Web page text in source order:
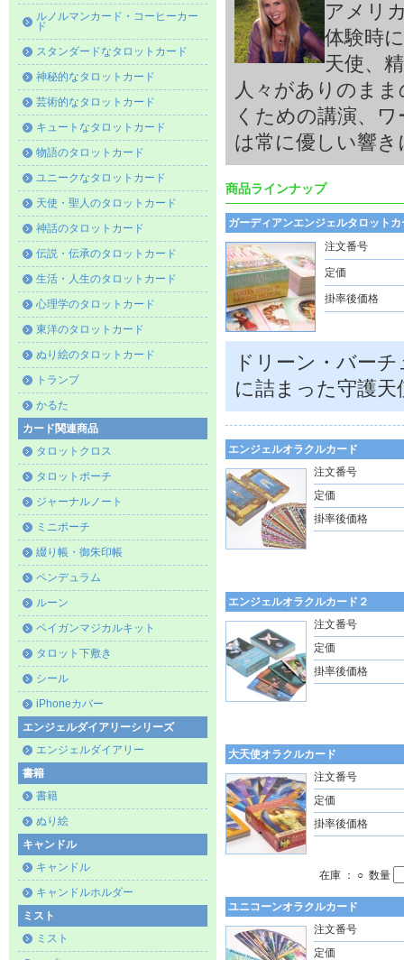
ルノルマンカード・コーヒーカー
ド
スタンダードなタロットカード
神秘的なタロットカード
芸術的なタロットカード
キュートなタロットカード
物語のタロットカード
ユニークなタロットカード
天使・聖人のタロットカード
神話のタロットカード
伝説・伝承のタロットカード
生活・人生のタロットカード
心理学のタロットカード
東洋のタロットカード
ぬり絵のタロットカード
トランプ
かるた
カード関連商品
タロットクロス
タロットポーチ
ジャーナルノート
ミニポーチ
綴り帳・御朱印帳
ペンデュラム
ルーン
ペイガンマジカルキット
タロット下敷き
シール
iPhoneカバー
エンジェルダイアリーシリーズ
エンジェルダイアリー
書籍
書籍
ぬり絵
キャンドル
キャンドル
キャンドルホルダー
ミスト
ミスト
アメリ
体験時
天使、
人々がありのま
くための講演、
は常に優しい響
商品ラインナップ
ガーディアンエンジェルタロットカ
注文番号
定価
掛率後価格
ドリーン・バー
に詰まった守護
エンジェルオラクルカード
注文番号
定価
掛率後価格
エンジェルオラクルカード２
注文番号
定価
掛率後価格
大天使オラクルカード
注文番号
定価
掛率後価格
在庫 ： ○ 数量
ユニコーンオラクルカード
注文番号
定価